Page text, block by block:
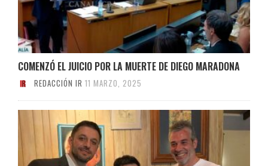
COMENZÓ EL JUICIO POR LA MUERTE DE DIEGO MARADONA
REDACCIÓN IR 11 MARZO, 2025